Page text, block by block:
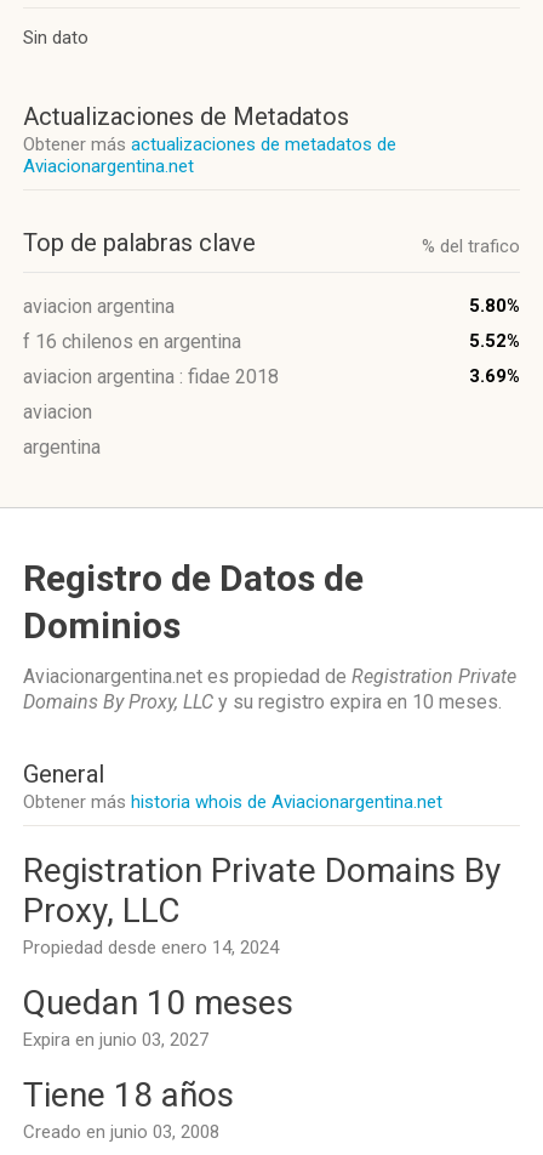
Sin dato
Actualizaciones de Metadatos
Obtener más actualizaciones de metadatos de
Aviacionargentina.net
Top de palabras clave % del trafico
aviacion argentina 5.80%
f 16 chilenos en argentina 5.52%
aviacion argentina : fidae 2018 3.69%
aviacion
argentina
Registro de Datos de
Dominios
Aviacionargentina.net es propiedad de Registration Private
Domains By Proxy, LLC y su registro expira en 10 meses.
General
Obtener más historia whois de Aviacionargentina.net
Registration Private Domains By
Proxy, LLC
Propiedad desde enero 14, 2024
Quedan 10 meses
Expira en junio 03, 2027
Tiene 18 años
Creado en junio 03, 2008